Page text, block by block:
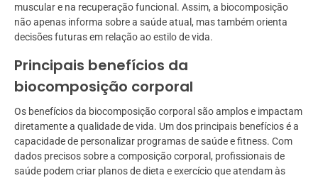
muscular e na recuperação funcional. Assim, a biocomposição
não apenas informa sobre a saúde atual, mas também orienta
decisões futuras em relação ao estilo de vida.
Principais benefícios da
biocomposição corporal
Os benefícios da biocomposição corporal são amplos e impactam
diretamente a qualidade de vida. Um dos principais benefícios é a
capacidade de personalizar programas de saúde e fitness. Com
dados precisos sobre a composição corporal, profissionais de
saúde podem criar planos de dieta e exercício que atendam às